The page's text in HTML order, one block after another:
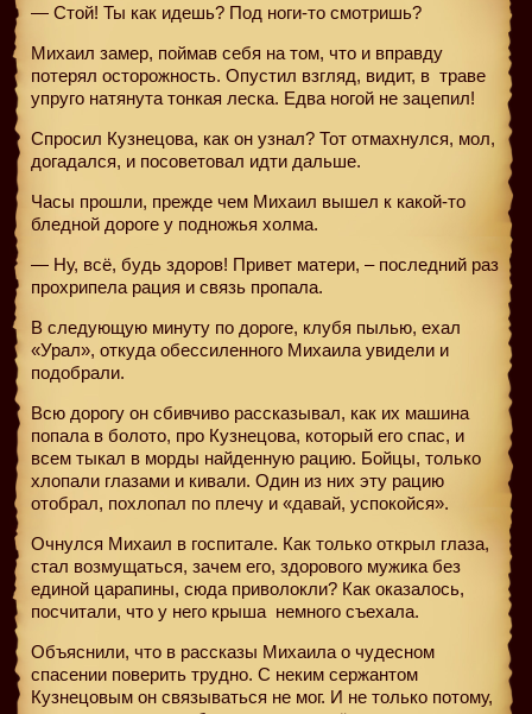
— Стой! Ты как идешь? Под ноги-то смотришь?
Михаил замер, поймав себя на том, что и вправду
потерял осторожность. Опустил взгляд, видит, в траве
упруго натянута тонкая леска. Едва ногой не зацепил!
Спросил Кузнецова, как он узнал? Тот отмахнулся, мол,
догадался, и посоветовал идти дальше.
Часы прошли, прежде чем Михаил вышел к какой-то
бледной дороге у подножья холма.
— Ну, всё, будь здоров! Привет матери, – последний раз
прохрипела рация и связь пропала.
В следующую минуту по дороге, клубя пылью, ехал
«Урал», откуда обессиленного Михаила увидели и
подобрали.
Всю дорогу он сбивчиво рассказывал, как их машина
попала в болото, про Кузнецова, который его спас, и
всем тыкал в морды найденную рацию. Бойцы, только
хлопали глазами и кивали. Один из них эту рацию
отобрал, похлопал по плечу и «давай, успокойся».
Очнулся Михаил в госпитале. Как только открыл глаза,
стал возмущаться, зачем его, здорового мужика без
единой царапины, сюда приволокли? Как оказалось,
посчитали, что у него крыша немного съехала.
Объяснили, что в рассказы Михаила о чудесном
спасении поверить трудно. С неким сержантом
Кузнецовым он связываться не мог. И не только потому,